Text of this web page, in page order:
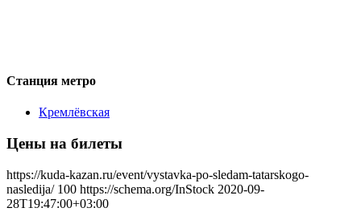
Станция метро
Кремлёвская
Цены на билеты
https://kuda-kazan.ru/event/vystavka-po-sledam-tatarskogo-
nasledija/ 100 https://schema.org/InStock 2020-09-
28T19:47:00+03:00